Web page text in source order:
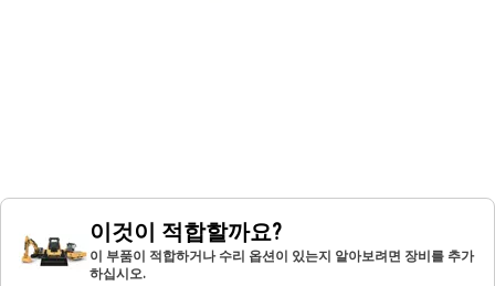
이것이 적합할까요?
이 부품이 적합하거나 수리 옵션이 있는지 알아보려면 장비를 추가
하십시오.